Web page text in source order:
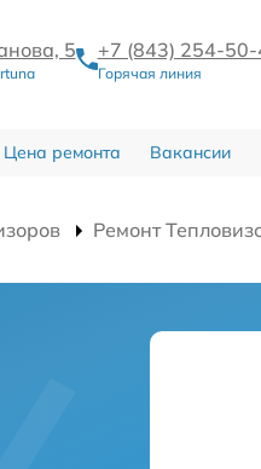
5 +7 (843) 254-
Горячая линия
Цена ремонта Вакансии
Ремонт